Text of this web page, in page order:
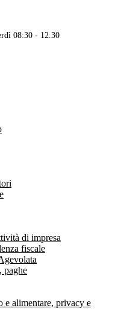
08:30 - 12.30
di impresa
fiscale
paghe
e alimentare, privacy e